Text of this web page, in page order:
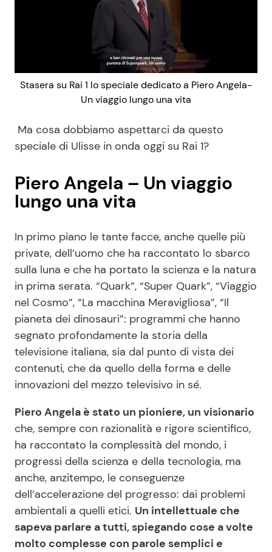
Stasera su Rai 1 lo speciale dedicato a Piero Angela-
Un viaggio lungo una vita
Ma cosa dobbiamo aspettarci da questo
speciale di Ulisse in onda oggi su Rai 1?
Piero Angela – Un viaggio
lungo una vita
In primo piano le tante facce, anche quelle più
private, dell’uomo che ha raccontato lo sbarco
sulla luna e che ha portato la scienza e la natura
in prima serata. “Quark”, “Super Quark”, “Viaggio
nel Cosmo”, “La macchina Meravigliosa”, “Il
pianeta dei dinosauri”: programmi che hanno
segnato profondamente la storia della
televisione italiana, sia dal punto di vista dei
contenuti, che da quello della forma e delle
innovazioni del mezzo televisivo in sé.
Piero Angela è stato un pioniere, un visionario
che, sempre con razionalità e rigore scientifico,
ha raccontato la complessità del mondo, i
progressi della scienza e della tecnologia, ma
anche, anzitempo, le conseguenze
dell’accelerazione del progresso: dai problemi
ambientali a quelli etici. Un intellettuale che
sapeva parlare a tutti, spiegando cose a volte
molto complesse con parole semplici e